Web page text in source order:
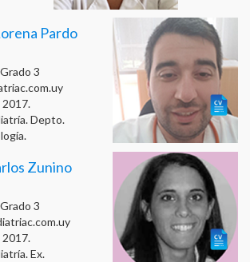
Pardo
3
2017.
Depto.
Zunino
3
2017.
Ex.